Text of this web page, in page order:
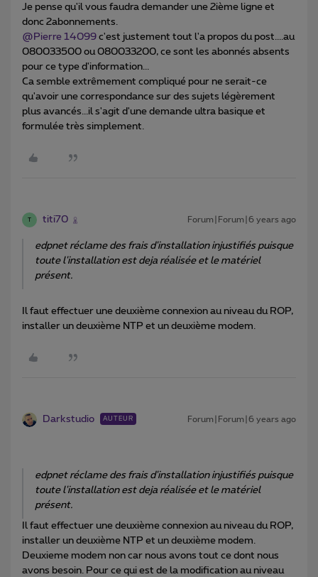
Je pense qu'il vous faudra demander une 2ième ligne et
donc 2abonnements.
@Pierre 14099 c'est justement tout l'a propos du post....au
080033500 ou 080033200, ce sont les abonnés absents
pour ce type d'information...
Ca semble extrêmement compliqué pour ne serait-ce
qu'avoir une correspondance sur des sujets légèrement
plus avancés...il s'agit d'une demande ultra basique et
formulée très simplement.
titi70 Forum|Forum|6 years ago
edpnet réclame des frais d'installation injustifiés puisque
toute l'installation est deja réalisée et le matériel
présent.
Il faut effectuer une deuxième connexion au niveau du ROP,
installer un deuxième NTP et un deuxième modem.
Darkstudio AUTEUR Forum|Forum|6 years ago
edpnet réclame des frais d'installation injustifiés puisque
toute l'installation est deja réalisée et le matériel
présent.
Il faut effectuer une deuxième connexion au niveau du ROP,
installer un deuxième NTP et un deuxième modem.
Deuxieme modem non car nous avons tout ce dont nous
avons besoin. Pour ce qui est de la modification au niveau